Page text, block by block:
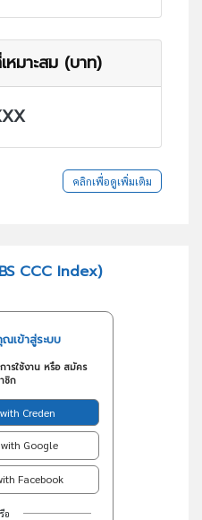
หมาะสม (บาท)
คลิกเพื่อดูเพิ่มเติม
CCC Index)
เข้าสู่ระบบ
ารใช้งาน หรือ สมัคร
ชิก
Creden
Google
Facebook
อ